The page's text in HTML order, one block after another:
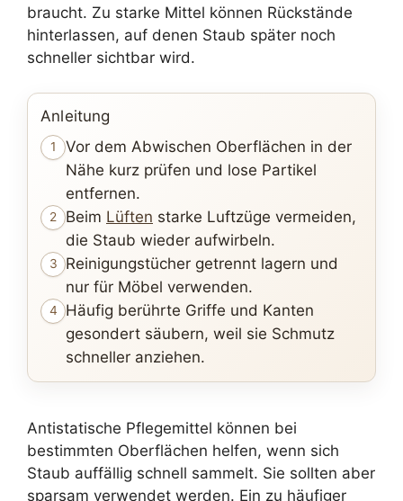
braucht. Zu starke Mittel können Rückstände
hinterlassen, auf denen Staub später noch
schneller sichtbar wird.
Anleitung
1
Vor dem Abwischen Oberflächen in der
Nähe kurz prüfen und lose Partikel
entfernen.
2 Beim Lüften starke Luftzüge vermeiden,
die Staub wieder aufwirbeln.
3
Reinigungstücher getrennt lagern und
nur für Möbel verwenden.
4
Häufig berührte Griffe und Kanten
gesondert säubern, weil sie Schmutz
schneller anziehen.
Antistatische Pflegemittel können bei
bestimmten Oberflächen helfen, wenn sich
Staub auffällig schnell sammelt. Sie sollten aber
sparsam verwendet werden. Ein zu häufiger